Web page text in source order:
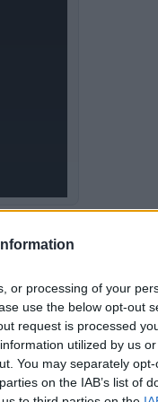
or processing of your
use the below opt-out
request is processed
utilized by us
You may separately
on the IAB’s list of
azon a